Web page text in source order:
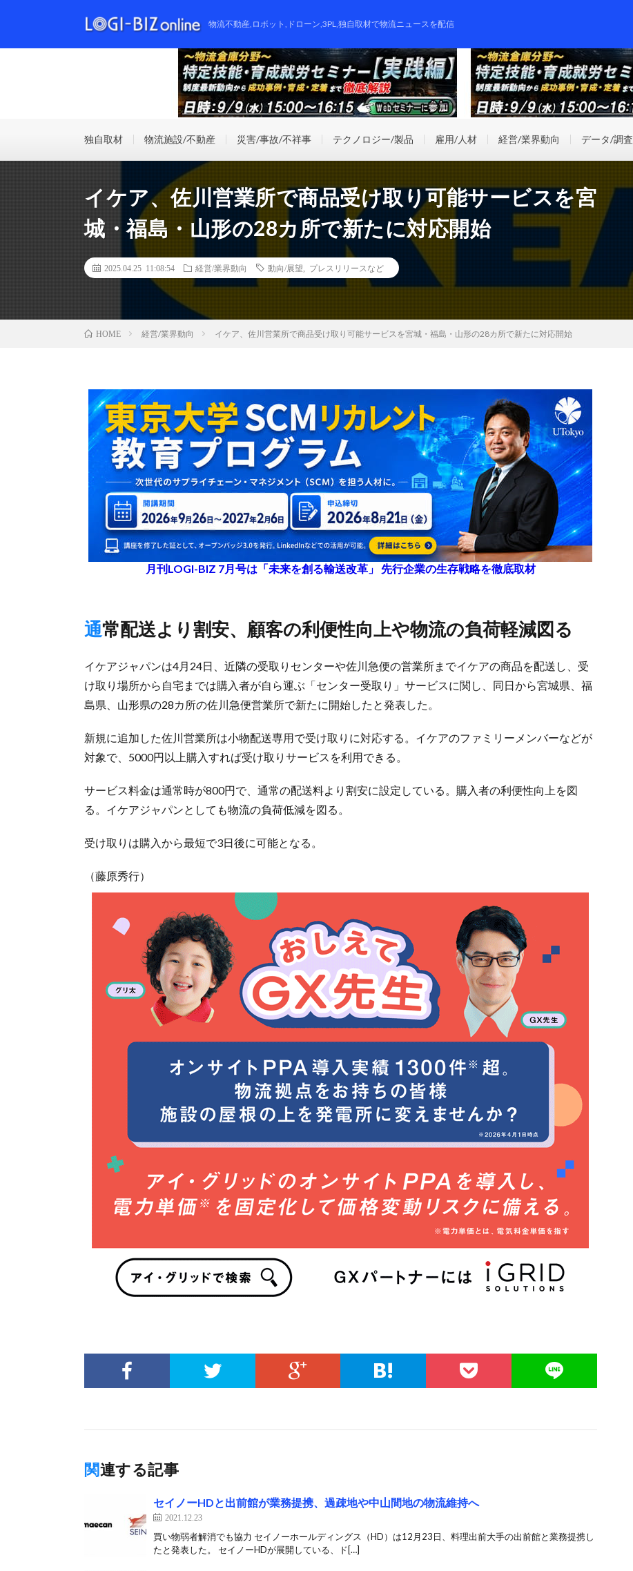
物流不動産,ロボット,ドローン,3PL,独自取材で物流ニュースを配信
独自取材 物流施設/不動産 災害/事故/不祥事 テクノロジー/製品 雇用/人材 経営/業界動向 データ/調査
イケア、佐川営業所で商品受け取り可能サービスを宮
城・福島・山形の28カ所で新たに対応開始
2025.04.25 11:08:54 経営/業界動向 動向/展望 プレスリリースなど
HOME 経営/業界動向 イケア、佐川営業所で商品受け取り可能サービスを宮城・福島・山形の28カ所で新たに対応開始
月刊LOGI-BIZ 7月号は「未来を創る輸送改革」 先行企業の生存戦略を徹底取材
通常配送より割安、顧客の利便性向上や物流の負荷軽減図る
イケアジャパンは4月24日、近隣の受取りセンターや佐川急便の営業所までイケアの商品を配送し、受
け取り場所から自宅までは購入者が自ら運ぶ「センター受取り」サービスに関し、同日から宮城県、福
島県、山形県の28カ所の佐川急便営業所で新たに開始したと発表した。
新規に追加した佐川営業所は小物配送専用で受け取りに対応する。イケアのファミリーメンバーなどが
対象で、5000円以上購入すれば受け取りサービスを利用できる。
サービス料金は通常時が800円で、通常の配送料より割安に設定している。購入者の利便性向上を図
る。イケアジャパンとしても物流の負荷低減を図る。
受け取りは購入から最短で3日後に可能となる。
（藤原秀行）
関連する記事
セイノーHDと出前館が業務提携、過疎地や中山間地の物流維持へ
2021.12.23
買い物弱者解消でも協力 セイノーホールディングス（HD）は12月23日、料理出前大手の出前館と業務提携し
たと発表した。 セイノーHDが展開している、ド[…]